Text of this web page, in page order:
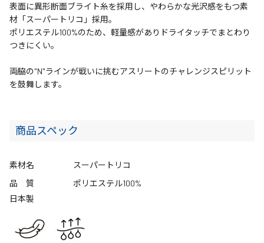
表面に異形断面ブライト糸を採用し、やわらかな光沢感をもつ素
材「スーパートリコ」採用。
ポリエステル100%のため、軽量感がありドライタッチでまとわり
つきにくい。
両脇の"N"ラインが戦いに挑むアスリートのチャレンジスピリット
を鼓舞します。
商品スペック
素材名
スーパートリコ
品 質
ポリエステル100%
日本製